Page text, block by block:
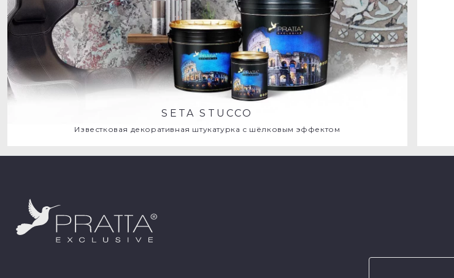
SETA STUCCO
Известковая декоративная штукатурка с шёлковым эффектом